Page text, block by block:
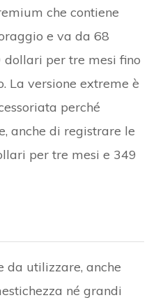
che contiene
e va da 68
per tre mesi fino
La versione extreme è
perché
anche di registrare le
per tre mesi e 349
da utilizzare, anche
né grandi